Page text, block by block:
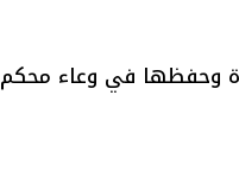
وحفظها في وعاء محكم